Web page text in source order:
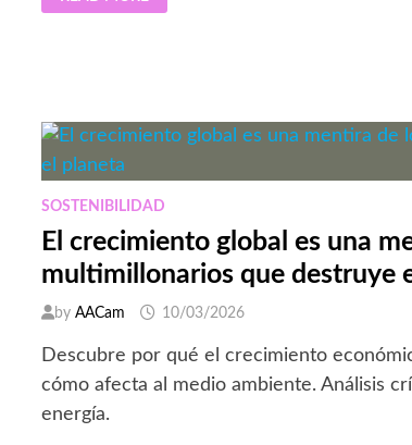
REVELA
RELACIÓN
CON
LA
NATURALEZA
SOSTENIBILIDAD
El crecimiento global es una
multimillonarios que destruye
byAACam 10/03/2026
Descubre por qué el crecimiento
cómo afecta al medio ambiente. Análisis
energía.